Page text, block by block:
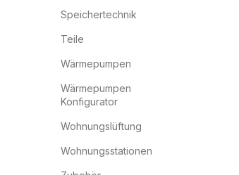
Speichertechnik
Teile
Wärmepumpen
Wärmepumpen
Konfigurator
Wohnungslüftung
Wohnungsstationen